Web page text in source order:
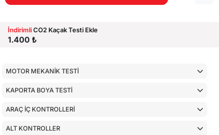
İndirimliCO2 Kaçak Testi Ekle
1.400 ₺
MOTOR MEKANİK TESTİ
KAPORTA BOYA TESTİ
ARAÇ İÇ KONTROLLERİ
ALT KONTROLLER